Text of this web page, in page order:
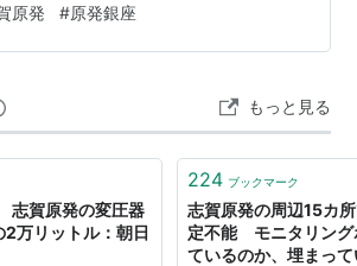
4 志賀原発の 差し止め 棄却 注
＝＝＝＝＝＝＝＝＝＝＝ ＝＝＝＝…
原発 #原発銀座
もっと見る
賀原発の変圧器
万リットル：朝日
224 ブックマーク
志賀原発の周辺15カ
定不能 モニタリング
ているのか、埋まっ